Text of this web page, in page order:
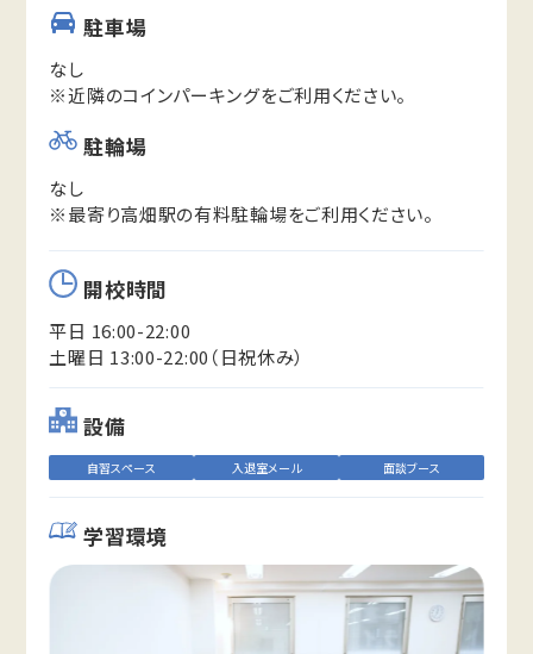
駐車場
なし
※近隣のコインパーキングをご利用ください。
駐輪場
なし
※最寄り高畑駅の有料駐輪場をご利用ください。
開校時間
平日 16:00-22:00
土曜日 13:00-22:00（日祝休み）
設備
自習スペース 入退室メール 面談ブース
学習環境